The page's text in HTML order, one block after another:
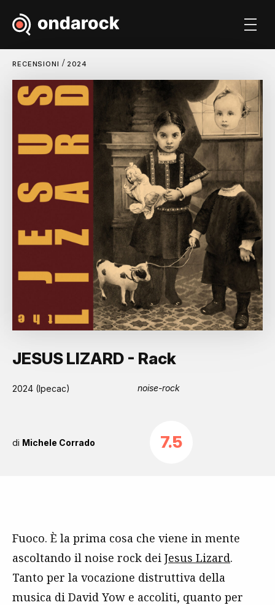
RECENSIONI / 2024
JESUS LIZARD - Rack
2024 (Ipecac) noise-rock
di Michele Corrado 7.5
Fuoco. È la prima cosa che viene in mente
ascoltando il noise rock dei Jesus Lizard.
Tanto per la vocazione distruttiva della
musica di David Yow e accoliti, quanto per